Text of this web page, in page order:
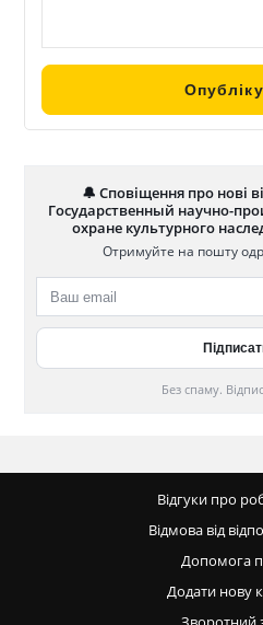
🔔 Сповіщення про нові
Государственный научно-
охране культурного
Отримуйте на пошту
Без спаму.
Відгуки про
Відмова від
Допомога
Додати нову